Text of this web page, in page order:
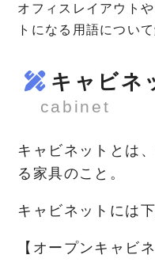
オフィスレイアウト
トになる用語につい
キャビネ
cabinet
キャビネットとは
る家具のこと。
キャビネットには
【オープンキャビ